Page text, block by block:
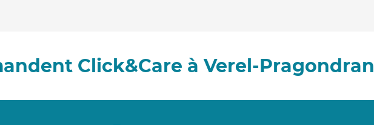
Click&Care à Verel-Pragondran